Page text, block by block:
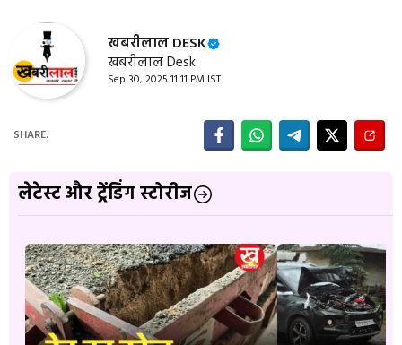
खबरीलाल DESK
खबरीलाल Desk
Sep 30, 2025 11:11 PM IST
SHARE.
लेटेस्ट और ट्रेंडिंग स्टोरीज